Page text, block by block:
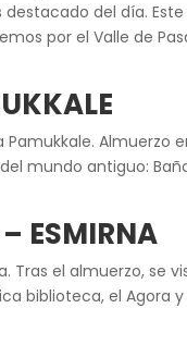
del día.
por el Valle de
Almuerzo
mundo antiguo:
ESMIRNA
Tras el almuerzo, se
biblioteca, el